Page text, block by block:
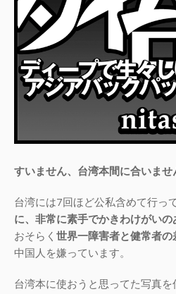
すいません、台湾本間に合いませ
台湾には7回ほど公私含めて行っ
に、非常に素手でかきわけがいの
おそらく 世界一障害者と健常者の
中国人を嫌っています。
台湾本に使おうと思ってた写真を